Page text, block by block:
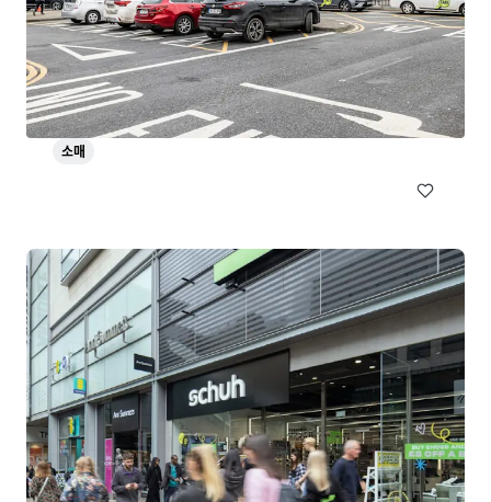
Edward Square, Galway
Barrack Lane, Galway, Co. GALWAY, H91 KT99, IE
₩14,761,949,000 | 2,315 제곱미터
소매